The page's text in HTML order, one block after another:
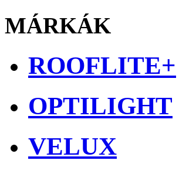
MÁRKÁK
ROOFLITE+
OPTILIGHT
VELUX